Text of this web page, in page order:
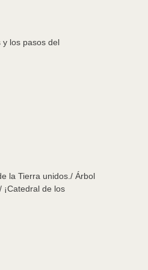
los pasos del
la Tierra unidos./ Árbol
de los